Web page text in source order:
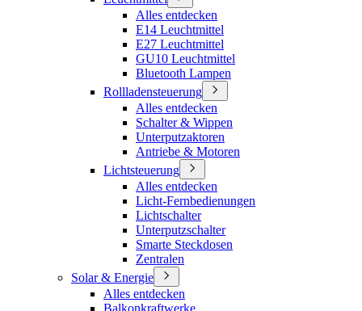
Alles entdecken
E14 Leuchtmittel
E27 Leuchtmittel
GU10 Leuchtmittel
Bluetooth Lampen
Rollladensteuerung
Alles entdecken
Schalter & Wippen
Unterputzaktoren
Antriebe & Motoren
Lichtsteuerung
Alles entdecken
Licht-Fernbedienungen
Lichtschalter
Unterputzschalter
Smarte Steckdosen
Zentralen
Solar & Energie
Alles entdecken
Balkonkraftwerke